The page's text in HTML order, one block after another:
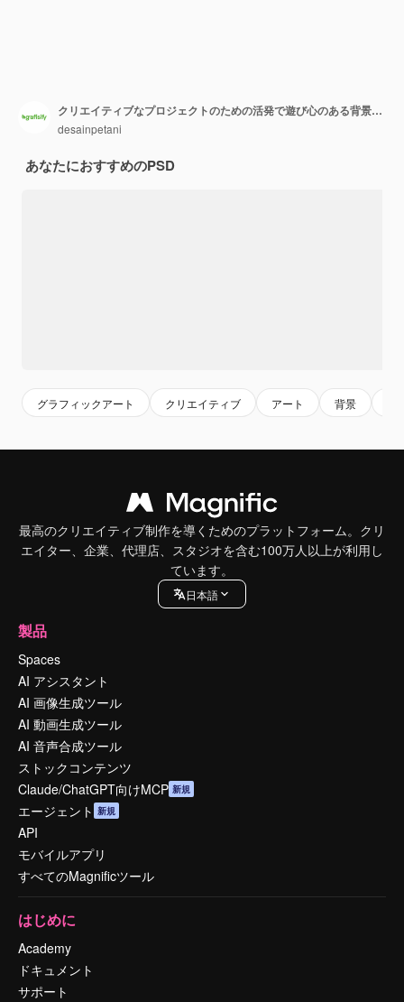
クリエイティブなプロジェクトのための活発で遊び心のある背景にきれいな黄色いスライムイラスト
desainpetani
あなたにおすすめのPSD
グラフィックアート クリエイティブ アート 背景
最高のクリエイティブ制作を導くためのプラットフォーム。クリ
エイター、企業、代理店、スタジオを含む100万人以上が利用し
ています。
日本語
製品
Spaces
AI アシスタント
AI 画像生成ツール
AI 動画生成ツール
AI 音声合成ツール
ストックコンテンツ
Claude/ChatGPT向けMCP 新規
エージェント 新規
API
モバイルアプリ
すべてのMagnificツール
はじめに
Academy
ドキュメント
サポート